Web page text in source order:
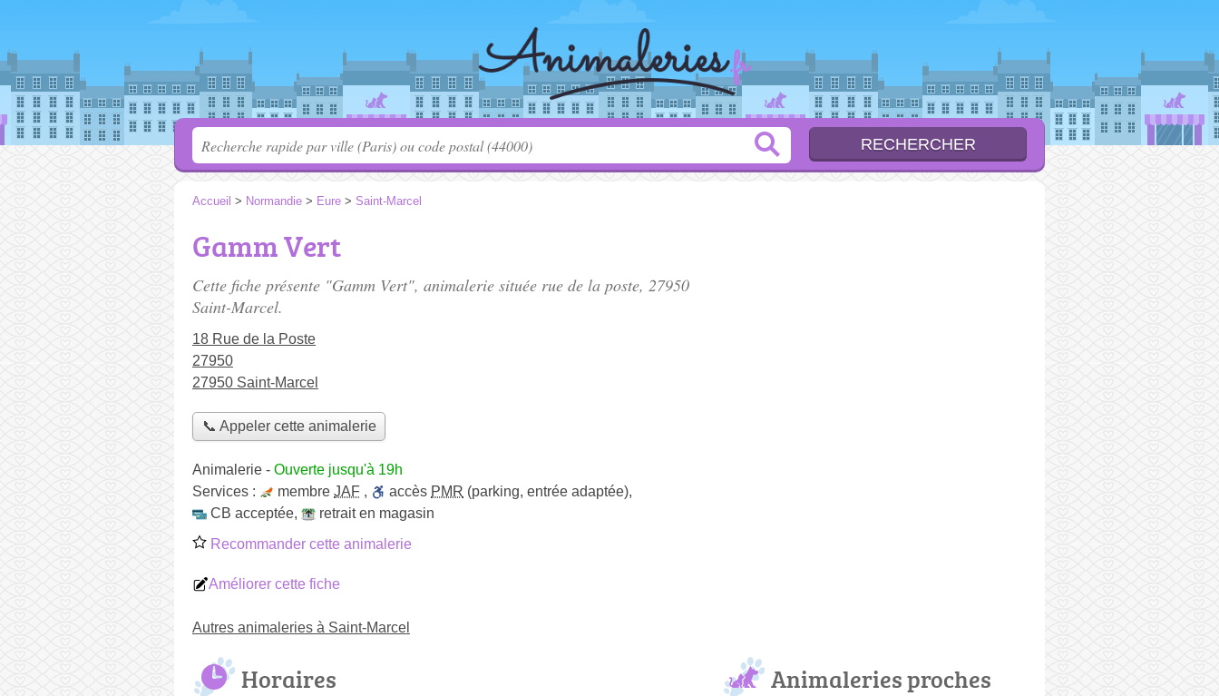
Accueil > Normandie > Eure > Saint-Marcel
Gamm Vert
Cette fiche présente "Gamm Vert", animalerie située rue de la poste, 27950
Saint-Marcel.
18 Rue de la Poste
27950
27950 Saint-Marcel
📞 Appeler cette animalerie
Animalerie - Ouverte jusqu'à 19h
Services :
membre JAF , accès PMR (parking, entrée adaptée),
CB acceptée,
retrait en magasin
Recommander cette animalerie
Améliorer cette fiche
Autres animaleries à Saint-Marcel
Horaires Animaleries proches